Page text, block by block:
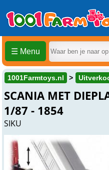
☰ Menu
1001Farmtoys.nl
SCANIA MET
1/87 - 1854
SIKU